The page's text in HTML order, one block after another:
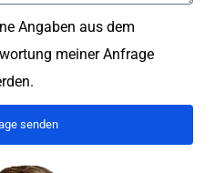
Angaben aus dem
meiner Anfrage
senden